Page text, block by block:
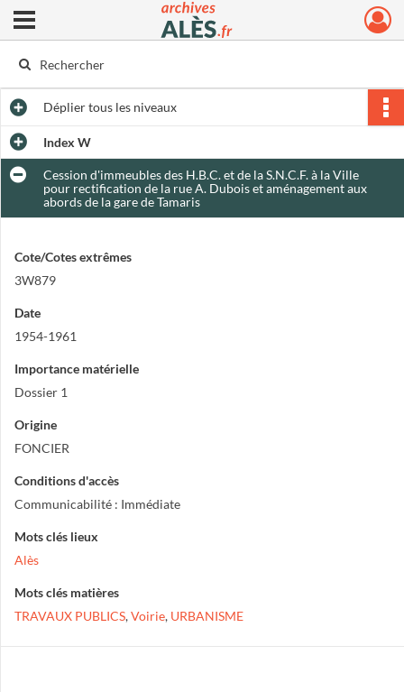
Archives municipales d'Alès
Ouvrir le menu déroulant
Dépliertous les niveaux
Index W
Cession d'immeubles des H.B.C. et de la S.N.C.F. à la Ville
pour rectification de la rue A. Dubois et aménagement aux
abords de la gare de Tamaris
Cote/Cotes extrêmes
3W879
Date
1954-1961
Importance matérielle
Dossier 1
Origine
FONCIER
Conditions d'accès
Communicabilité : Immédiate
Mots clés lieux
Alès
Mots clés matières
TRAVAUX PUBLICS,Voirie, URBANISME